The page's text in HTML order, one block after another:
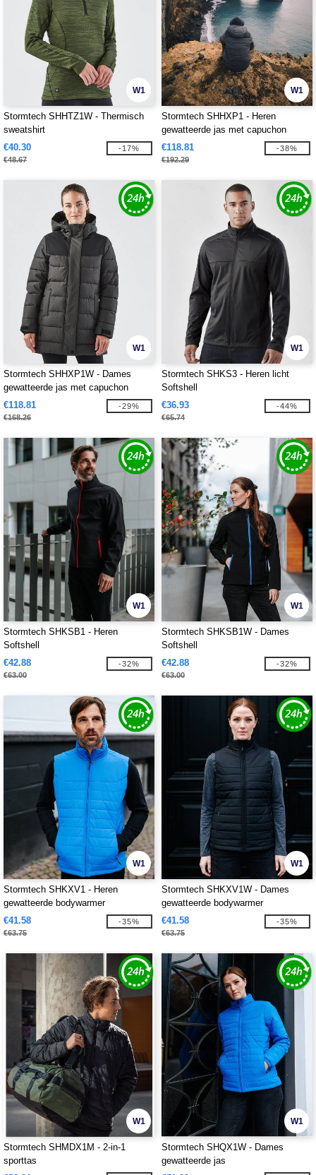
W1
Stormtech SHHTZ1W - Thermisch
sweatshirt
€40.30
€48.67
-17%
W1
Stormtech SHHXP1 - Heren
gewatteerde jas met capuchon
€118.81
€192.29
-38%
W1
Stormtech SHHXP1W - Dames
gewatteerde jas met capuchon
€118.81
€168.26
-29%
W1
Stormtech SHKS3 - Heren licht
Softshell
€36.93
€65.74
-44%
W1
Stormtech SHKSB1 - Heren
Softshell
€42.88
€63.00
-32%
W1
Stormtech SHKSB1W - Dames
Softshell
€42.88
€63.00
-32%
W1
Stormtech SHKXV1 - Heren
gewatteerde bodywarmer
€41.58
€63.75
-35%
W1
Stormtech SHKXV1W - Dames
gewatteerde bodywarmer
€41.58
€63.75
-35%
W1
Stormtech SHMDX1M - 2-in-1
sporttas
W1
Stormtech SHQX1W - Dames
gewatteerde jas